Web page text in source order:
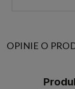
OPINIE O